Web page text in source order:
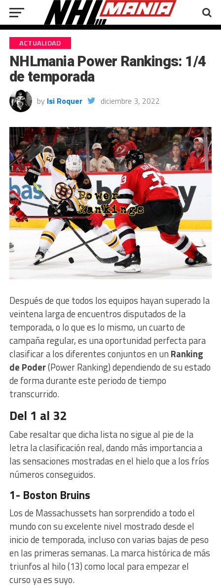
ACTUALIDAD
NHLmania Power Rankings: 1/4
de temporada
by Isi Roquer diciembre 3, 2022
Después de que todos los equipos hayan superado la
veintena larga de encuentros disputados de la
temporada, o lo que es lo mismo, un cuarto de
campaña regular, es una oportunidad perfecta para
clasificar a los diferentes conjuntos en un Ranking
de Poder(Power Ranking) dependiendo de su estado
de forma durante este periodo de tiempo
transcurrido.
Del 1 al 32
Cabe resaltar que dicha lista no sigue al pie de la
letra la clasificación real, dando más importancia a
las sensaciones mostradas en el hielo que a los fríos
números conseguidos.
1- Boston Bruins
Los de Massachussets han sorprendido a todo el
mundo con su excelente nivel mostrado desde el
inicio de temporada, incluso con varias bajas de peso
en las primeras semanas. La marca histórica de más
triunfos al hilo (13) como local para empezar el
curso ya es suyo.